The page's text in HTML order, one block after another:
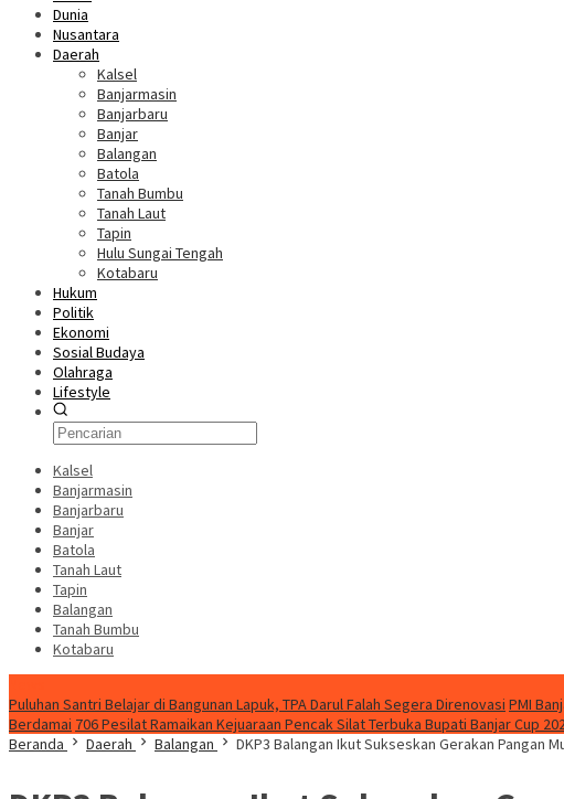
Dunia
Nusantara
Daerah
Kalsel
Banjarmasin
Banjarbaru
Banjar
Balangan
Batola
Tanah Bumbu
Tanah Laut
Tapin
Hulu Sungai Tengah
Kotabaru
Hukum
Politik
Ekonomi
Sosial Budaya
Olahraga
Lifestyle
Kalsel
Banjarmasin
Banjarbaru
Banjar
Batola
Tanah Laut
Tapin
Balangan
Tanah Bumbu
Kotabaru
Puluhan Santri Belajar di Bangunan Lapuk, TPA Darul Falah Segera Direnovasi PMI
Berdamai 706 Pesilat Ramaikan Kejuaraan Pencak Silat Terbuka Bupati Banjar Cup
Beranda
Daerah Balangan DKP3 Balangan Ikut Sukseskan Gerakan Pangan